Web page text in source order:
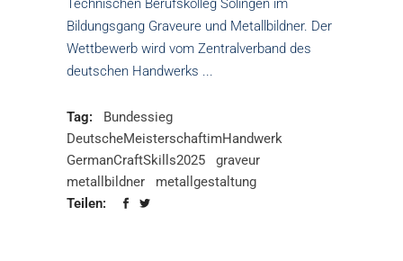
Technischen Berufskolleg Solingen im
Bildungsgang Graveure und Metallbildner. Der
Wettbewerb wird vom Zentralverband des
deutschen Handwerks
Tag:
Bundessieg
DeutscheMeisterschaftimHandwerk
GermanCraftSkills2025
graveur
metallbildner
metallgestaltung
Teilen: